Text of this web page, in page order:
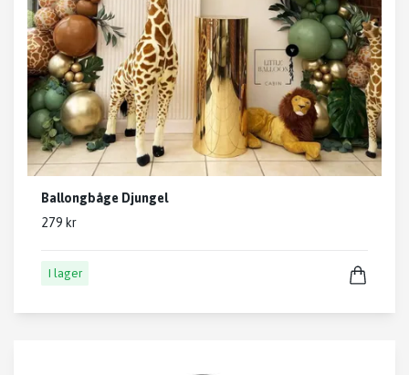
Ballongbåge Djungel
279 kr
I lager